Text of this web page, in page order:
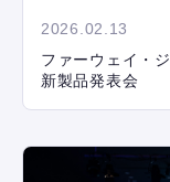
2026.02.13
ファーウェイ・
新製品発表会